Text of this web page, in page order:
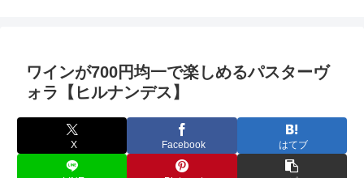
ワインが700円均一で楽しめるパスターヴ
ォラ【ヒルナンデス】
X Facebook はてブ